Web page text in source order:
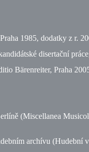
1985, dodatky z r.
disertační
Bärenreiter, Praha
(Miscellanea
archívu (Hudební